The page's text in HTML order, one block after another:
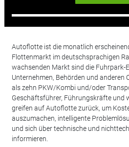
Autoflotte ist die monatlich
Flottenmarkt im deutschsprachigen
wachsenden Markt sind die Fuhrpark-
Unternehmen, Behörden und anderen
als zehn PKW/Kombi und/oder
Geschäftsführer, Führungskräfte und
greifen auf Autoflotte zurück, um
auszumachen, intelligente
und sich über technische und
informieren.